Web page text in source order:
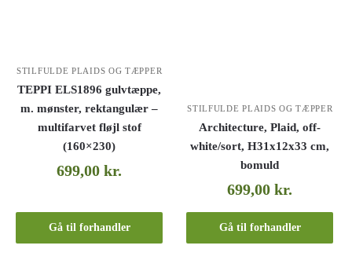
STILFULDE PLAIDS OG TÆPPER
TEPPI ELS1896 gulvtæppe,
m. mønster, rektangulær –
multifarvet fløjl stof
(160×230)
699,00kr.
Gå til forhandler
STILFULDE PLAIDS OG TÆPPER
Architecture, Plaid, off-
white/sort, H31x12x33 cm,
bomuld
699,00kr.
Gå til forhandler